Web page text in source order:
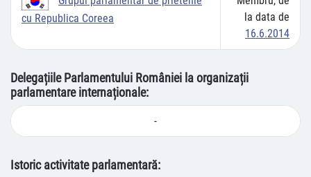
cu Republica Coreea
la data de
16.6.2014
Delegațiile Parlamentului României la organizații
parlamentare internaționale:
-
Istoric activitate parlamentară: